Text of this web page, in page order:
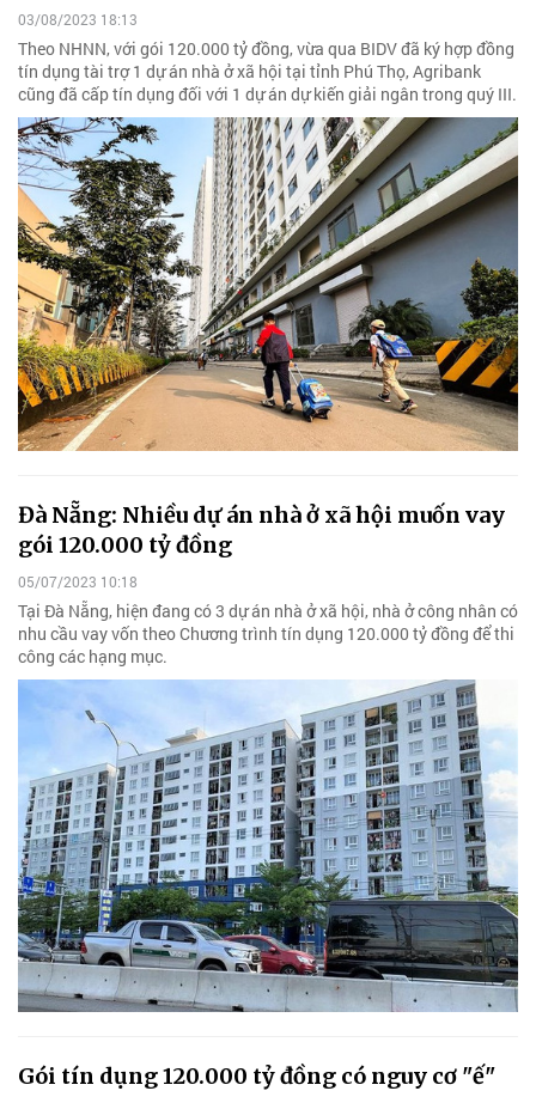
03/08/2023 18:13
Theo NHNN, với gói 120.000 tỷ đồng, vừa qua BIDV đã ký hợp đồng
tín dụng tài trợ 1 dự án nhà ở xã hội tại tỉnh Phú Thọ, Agribank
cũng đã cấp tín dụng đối với 1 dự án dự kiến giải ngân trong quý III.
Đà Nẵng: Nhiều dự án nhà ở xã hội muốn vay
gói 120.000 tỷ đồng
05/07/2023 10:18
Tại Đà Nẵng, hiện đang có 3 dự án nhà ở xã hội, nhà ở công nhân có
nhu cầu vay vốn theo Chương trình tín dụng 120.000 tỷ đồng để thi
công các hạng mục.
Gói tín dụng 120.000 tỷ đồng có nguy cơ "ế"